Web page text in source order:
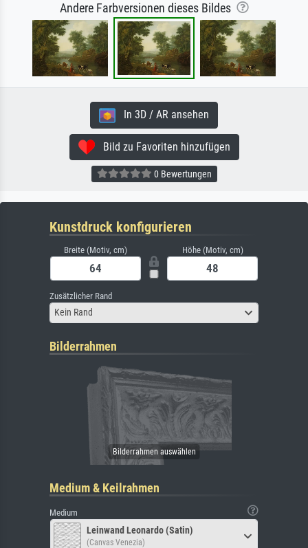
Andere Farbversionen dieses Bildes
In 3D / AR ansehen
Bild zu Favoriten hinzufügen
0 Bewertungen
Kunstdruck konfigurieren
Breite (Motiv, cm) Höhe (Motiv, cm)
Zusätzlicher Rand
Kein Rand
Bilderrahmen
Medium & Keilrahmen
Medium
Leinwand Leonardo (Satin)
(Canvas Venezia)